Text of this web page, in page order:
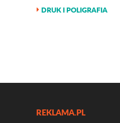
DRUK I POLIGRAFIA
REKLAMA.PL